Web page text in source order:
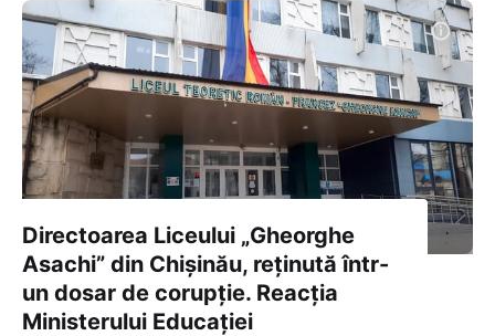
Directoarea Liceului „Gheorghe
Asachi” din Chișinău, reținută într-
un dosar de corupție. Reacția
Ministerului Educației